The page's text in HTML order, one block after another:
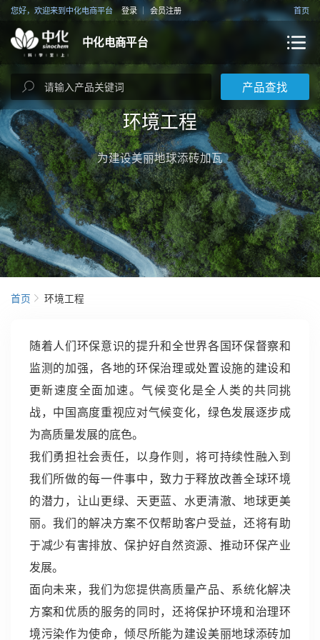
首页
您好，欢迎来到中化电商平台 登录 会员注册
中化电商平台
产品查找
环境工程
为建设美丽地球添砖加瓦
首页 环境工程
随着人们环保意识的提升和全世界各国环保督察和
监测的加强，各地的环保治理或处置设施的建设和
更新速度全面加速。气候变化是全人类的共同挑
战，中国高度重视应对气候变化，绿色发展逐步成
为高质量发展的底色。
我们勇担社会责任，以身作则，将可持续性融入到
我们所做的每一件事中，致力于释放改善全球环境
的潜力，让山更绿、天更蓝、水更清澈、地球更美
丽。我们的解决方案不仅帮助客户受益，还将有助
于减少有害排放、保护好自然资源、推动环保产业
发展。
面向未来，我们为您提供高质量产品、系统化解决
方案和优质的服务的同时，还将保护环境和治理环
境污染作为使命，倾尽所能为建设美丽地球添砖加